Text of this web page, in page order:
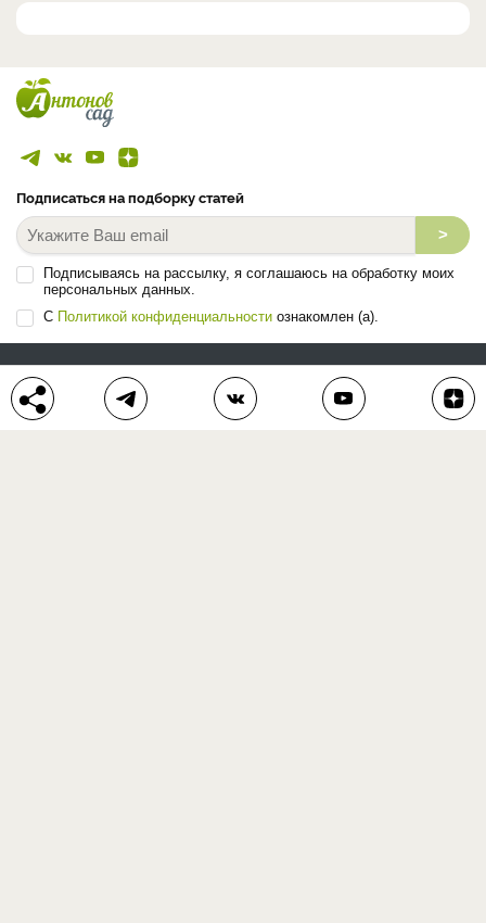
Подписаться на подборку статей
>
Подписываясь на рассылку, я соглашаюсь на обработку моих
персональных данных.
С Политикой конфиденциальности ознакомлен (а).
ЛЕНТА СТАТЕЙ
ВОПРОС-ОТВЕТ